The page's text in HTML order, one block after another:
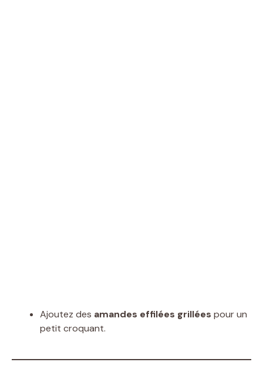
Ajoutez des amandes effilées grillées pour un
petit croquant.